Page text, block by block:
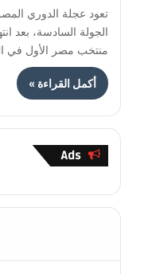
تعود عجلة الدوري
الجولة السادسة، بعد
منتخب مصر الأول في
أكمل القراءة »
Ads